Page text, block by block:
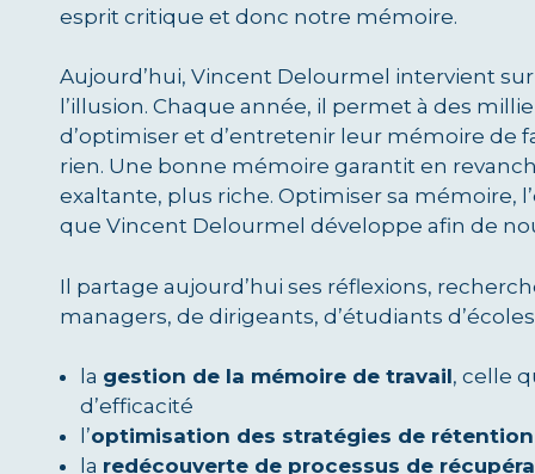
esprit critique et donc notre mémoire.
Aujourd’hui, Vincent Delourmel intervient
l’illusion. Chaque année, il permet à des
d’optimiser et d’entretenir leur mémoire de
rien. Une bonne mémoire garantit en
exaltante, plus riche. Optimiser sa mémoire,
que Vincent Delourmel développe afin de
Il partage aujourd’hui ses réflexions,
managers, de dirigeants, d’étudiants
la gestion de la mémoire de travail, celle
d’efficacité
l’optimisation des stratégies de
la redécouverte de processus de